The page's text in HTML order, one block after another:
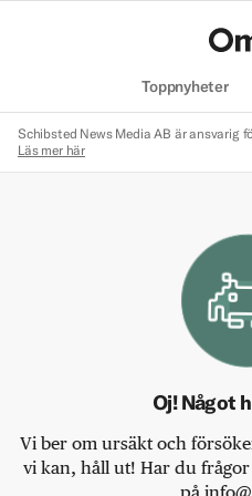
Toppnyheter
Schibsted News Media AB är ansvarig
Läs mer här
Oj! Något
Vi ber om ursäkt och
vi kan, håll ut! Har du